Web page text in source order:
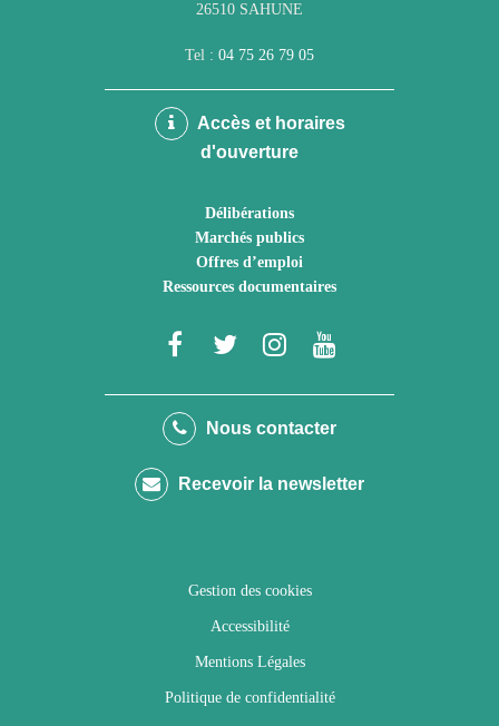
26510 SAHUNE
Tel : 04 75 26 79 05
Accès et horaires
d'ouverture
Délibérations
Marchés publics
Offres d’emploi
Ressources documentaires
Lien
le
Facebook
Lien
le
Twitter
Lien
le
Instagram
Youtube
Nous contacter
Recevoir la newsletter
Gestion des cookies
Accessibilité
Mentions Légales
Politique de confidentialité